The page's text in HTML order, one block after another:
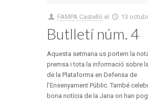
FAMPA Castelló el 13
Butlletí núm. 4
Aquesta setmana us portem la
premsa i tota la informació sobre
de la Plataforma en Defensa de
l’Ensenyament Públic. També
bona notícia de la Jana on han